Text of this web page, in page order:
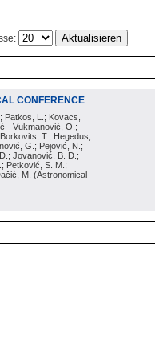
CONFERENCE
Patkos, L.; Kovacs,
- Vukmanović, O.;
T.; Hegedus,
G.; Pejović, N.;
Jovanović, B. D.;
Petković, S. M.;
M. (Astronomical